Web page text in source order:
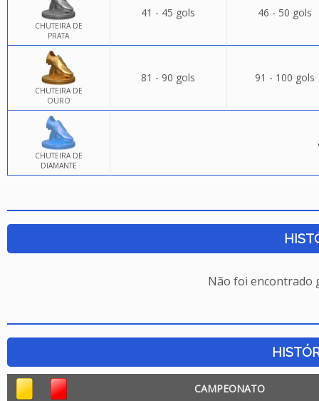
CHUTEIRA DE
PRATA
41 - 45 gols 46 - 50 gols
CHUTEIRA DE
OURO
81 - 90 gols 91 - 100 gols
CHUTEIRA DE
DIAMANTE
Não foi encontrado
CAMPEONATO